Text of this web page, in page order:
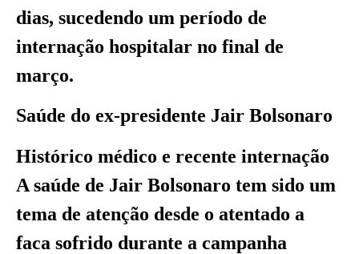
dias, sucedendo um período de
internação hospitalar no final de
março.
Saúde do ex-presidente Jair Bolsonaro
Histórico médico e recente internação
A saúde de Jair Bolsonaro tem sido um
tema de atenção desde o atentado a
faca sofrido durante a campanha